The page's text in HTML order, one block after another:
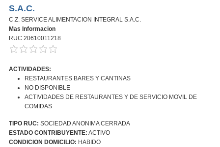
S.A.C.
C.Z. SERVICE ALIMENTACION INTEGRAL S.A.C.
Mas Informacion
RUC 20610011218
ACTIVIDADES:
RESTAURANTES BARES Y CANTINAS
NO DISPONIBLE
ACTIVIDADES DE RESTAURANTES Y DE SERVICIO MOVIL DE
COMIDAS
TIPO RUC: SOCIEDAD ANONIMA CERRADA
ESTADO CONTRIBUYENTE: ACTIVO
CONDICION DOMICILIO: HABIDO